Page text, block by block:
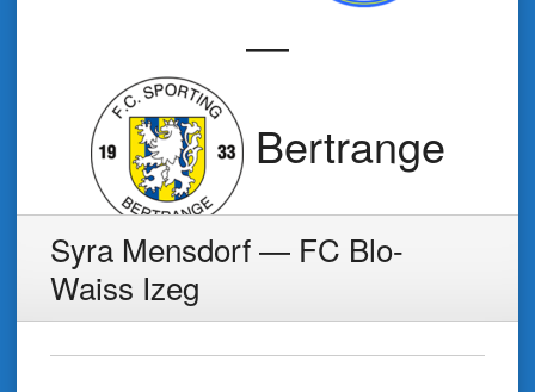
—
Bertrange
Syra Mensdorf — FC Blo-
Waiss Izeg